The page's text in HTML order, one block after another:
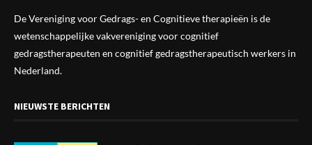
De Vereniging voor Gedrags- en Cognitieve therapieën is de
wetenschappelijke vakverenigingvoor cognitief
gedragstherapeuten en cognitief gedragstherapeutisch werkers in
Nederland.
NIEUWSTE BERICHTEN